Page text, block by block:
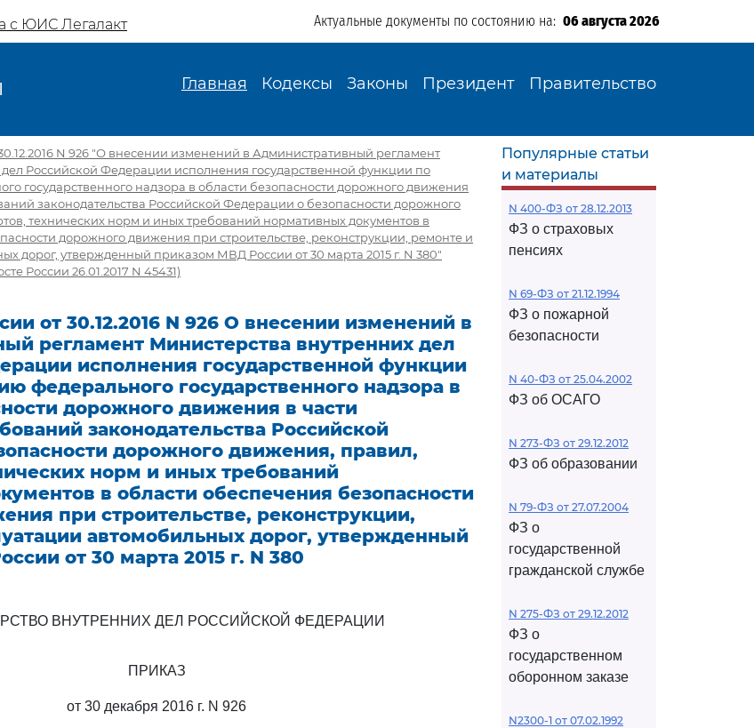
с ЮИС Легалакт Актуальные документы по состоянию на: 06 августа 2026
Главная Кодексы Законы Президент Правительство
N 926 "О внесении изменений в Административный регламент
Российской Федерации исполнения государственной функции по
государственного надзора в области безопасности дорожного движения
законодательства Российской Федерации о безопасности дорожного
технических норм и иных требований нормативных документов в
дорожного движения при строительстве, реконструкции, ремонте и
дорог, утвержденный приказом МВД России от 30 марта 2015 г. N 380"
России 26.01.2017 N 45431)
от 30.12.2016 N 926 О внесении изменений в
регламент Министерства внутренних дел
исполнения государственной функции
федерального государственного надзора в
дорожного движения в части
законодательства Российской
дорожного движения, правил,
норм и иных требований
в области обеспечения безопасности
при строительстве, реконструкции,
автомобильных дорог, утвержденный
от 30 марта 2015 г. N 380
ВНУТРЕННИХ ДЕЛ РОССИЙСКОЙ ФЕДЕРАЦИИ
ПРИКАЗ
от 30 декабря 2016 г. N 926
Популярные статьи
и материалы
N 400-ФЗ от 28.12.2013
ФЗ о страховых
пенсиях
N 69-ФЗ от 21.12.1994
ФЗ о пожарной
безопасности
N 40-ФЗ от 25.04.2002
ФЗ об ОСАГО
N 273-ФЗ от 29.12.2012
ФЗ об образовании
N 79-ФЗ от 27.07.2004
ФЗ о
государственной
гражданской службе
N 275-ФЗ от 29.12.2012
ФЗ о
государственном
оборонном заказе
N2300-1 от 07.02.1992